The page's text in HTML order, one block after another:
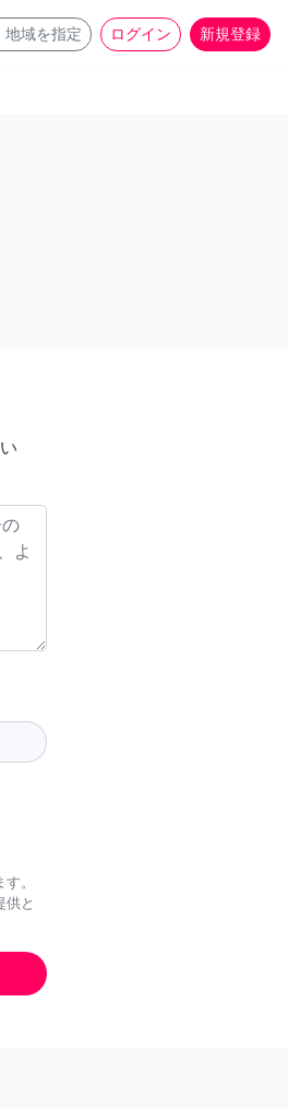
地域を指定 ログイン 新規登録
。
供と